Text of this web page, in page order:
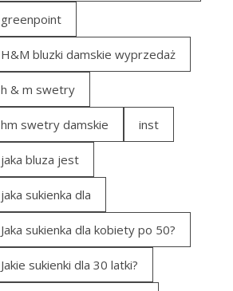
greenpoint
H&M bluzki damskie wyprzedaż
h & m swetry
hm swetry damskie inst
jaka bluza jest
jaka sukienka dla
Jaka sukienka dla kobiety po 50?
Jakie sukienki dla 30 latki?